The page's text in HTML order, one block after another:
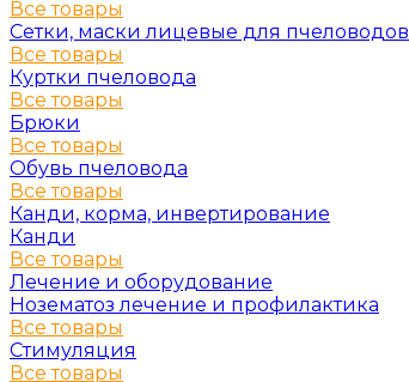
Все товары
Сетки, маски лицевые для пчеловодов
Все товары
Куртки пчеловода
Все товары
Брюки
Все товары
Обувь пчеловода
Все товары
Канди, корма, инвертирование
Канди
Все товары
Лечение и оборудование
Нозематоз лечение и профилактика
Все товары
Стимуляция
Все товары